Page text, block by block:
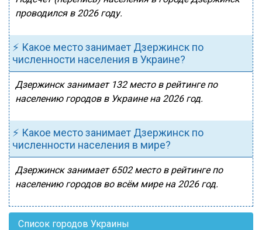
проводился в 2026 году.
⚡ Какое место занимает Дзержинск по
численности населения в Украине?
Дзержинск занимает 132 место в рейтинге по
населению городов в Украине на 2026 год.
⚡ Какое место занимает Дзержинск по
численности населения в мире?
Дзержинск занимает 6502 место в рейтинге по
населению городов во всём мире на 2026 год.
Список городов Украины